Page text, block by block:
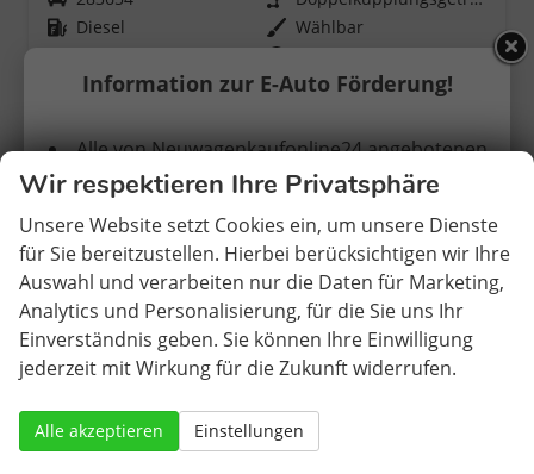
Kraftstoff Diesel
Wählbar
Verbrauch kombiniert:4,60 l/100km
CO 2-Klasse:D
CO
-Emissionen:117,00 g/km
Wir respektieren Ihre Privatsphäre
Unsere Website setzt Cookies ein, um unsere Dienste
für Sie bereitzustellen. Hierbei berücksichtigen wir Ihre
Auswahl und verarbeiten nur die Daten für Marketing,
Analytics und Personalisierung, für die Sie uns Ihr
Einverständnis geben. Sie können Ihre Einwilligung
jederzeit mit Wirkung für die Zukunft widerrufen.
Alle akzeptieren Einstellungen
Information zur E-Auto Förderung!
Alle von Neuwagenkaufonline24 angebotenen
Elektrofahrzeuge erhalten KEINE vorherige
Zulassung.
Die Erstzulassung findet somit in Deutschland
statt.
Nach den bisher vorliegenden Informationen
förderfähig, sofern die sonstigen Kriterien